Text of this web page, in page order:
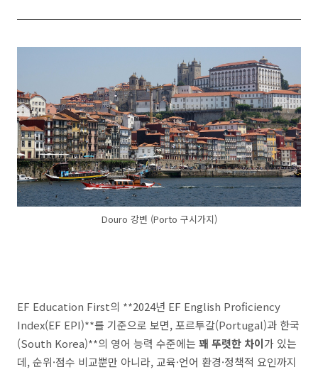
Douro 강변 (Porto 구시가지)
EF Education First의 **2024년 EF English Proficiency
Index(EF EPI)**를 기준으로 보면, 포르투갈(Portugal)과 한국
(South Korea)**의 영어 능력 수준에는 꽤 뚜렷한 차이가 있는
데, 순위·점수 비교뿐만 아니라, 교육·언어 환경·정책적 요인까지